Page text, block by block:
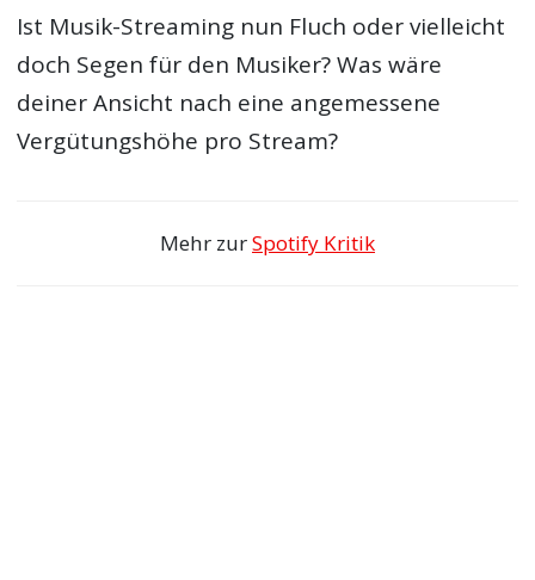
Ist Musik-Streaming nun Fluch oder vielleicht
doch Segen für den Musiker? Was wäre
deiner Ansicht nach eine angemessene
Vergütungshöhe pro Stream?
Mehr zurSpotify Kritik